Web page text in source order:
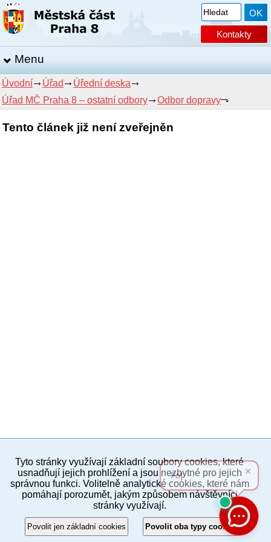
Kontakty
Menu
Úvodní Úřad
Úřední deska
Úřad MČ Praha 8 – ostatní odbory
Odbor dopravy
Tento článek již není zveřejněn
PC verze ENG
Povinné a praktické informace
© 2012–2019 MČ Praha 8
Tyto stránky využívají základní soubory cookies, které
usnadňují jejich prohlížení a jsou nezbytné pro jejich
správnou funkci. Volitelně analytické cookies, které nám
pomáhají porozumět, jakým způsobem návštěvníci
stránky využívají.
Povolit jen základní cookies Povolit oba typy cookies